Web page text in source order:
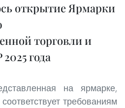
открытие Ярмарки
торговли и
года
на ярмарке,
требованиям